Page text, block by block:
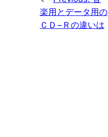
楽用とデータ用の
ＣＤ−Ｒの違いは